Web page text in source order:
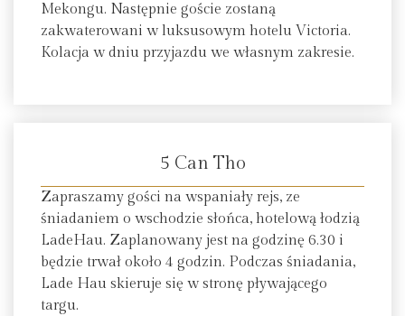
Mekongu. Następnie goście zostaną
zakwaterowani w luksusowym hotelu Victoria.
Kolacja w dniu przyjazdu we własnym zakresie.
5 Can Tho
Zapraszamy gości na wspaniały rejs, ze
śniadaniem o wschodzie słońca, hotelową łodzią
LadeHau. Zaplanowany jest na godzinę 6.30 i
będzie trwał około 4 godzin. Podczas śniadania,
Lade Hau skieruje się w stronę pływającego
targu.